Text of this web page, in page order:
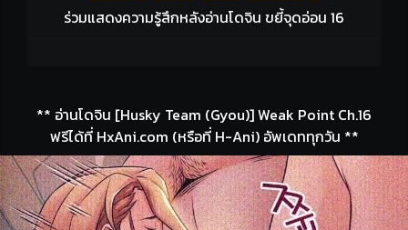
ร่วมแสดงความรู้สึกหลังอ่านโดจิน ขยี้จุดอ่อน 16
** อ่านโดจิน [Husky Team (Gyou)] Weak Point Ch.16
ฟรีได้ที่ HxAni.com (หรือที่ H-Ani) อัพเดททุกวัน **